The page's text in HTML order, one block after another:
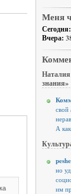
Меня
Сегодня:
Вчера:
знания»
свой
А
но
им